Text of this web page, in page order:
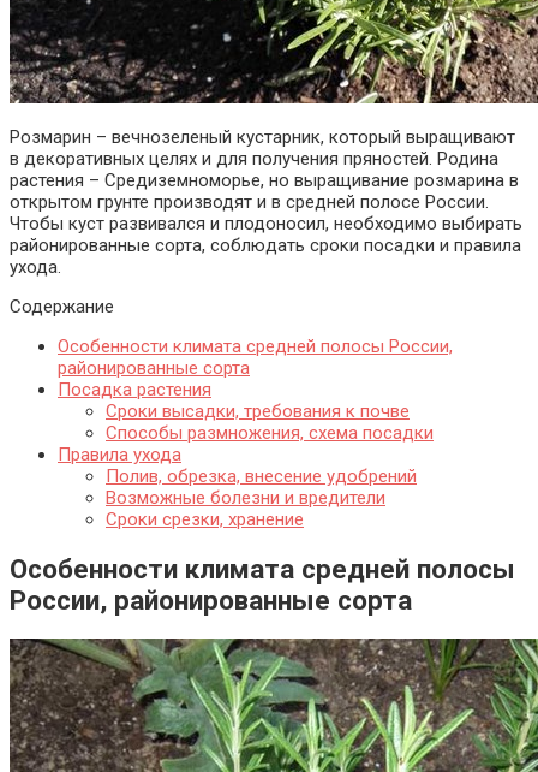
Розмарин – вечнозеленый кустарник, который выращивают
в декоративных целях и для получения пряностей. Родина
растения – Средиземноморье, но выращивание розмарина в
открытом грунте производят и в средней полосе России.
Чтобы куст развивался и плодоносил, необходимо выбирать
районированные сорта, соблюдать сроки посадки и правила
ухода.
Содержание
Особенности климата средней полосы России,
районированные сорта
Посадка растения
Сроки высадки, требования к почве
Способы размножения, схема посадки
Правила ухода
Полив, обрезка, внесение удобрений
Возможные болезни и вредители
Сроки срезки, хранение
Особенности климата средней полосы
России, районированные сорта